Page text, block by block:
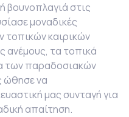
βουνοπλαγιά στις
μοναδικές
τοπικών καιρικών
ανέμους, τα τοπικά
των παραδοσιακών
ώθησε να
μας συνταγή για
απαίτηση.